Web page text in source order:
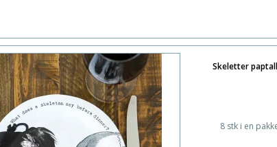
Skeletter
8 stk i en